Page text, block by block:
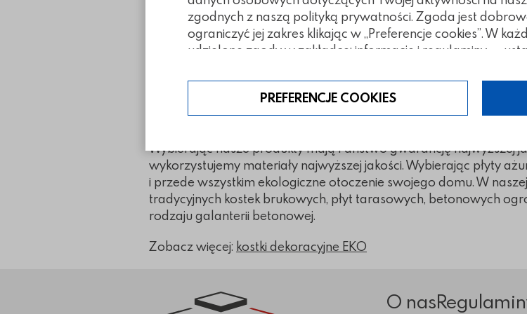
zgodnych z naszą polityką prywatności. Zgoda jest
ograniczyć jej zakres klikając w „Preferencje cookies”. W
udzielone zgody w zakładce: informacje i regulaminy —
PREFERENCJE COOKIES
Gdzie szukać płyt ażurowych?
Płyty ażurowe są ciekawym wyborem do aranżacji
zapraszamy do zapoznania się z naszą ofertą. Jesteśmy
Jesteśmy w pełni polskim producentem kostki brukowej i
opinii zadowolonych klientów.
Wybierając nasze produkty mają Państwo gwarancję najwyższej
wykorzystujemy materiały najwyższej jakości. Wybierając płyty
i przede wszystkim ekologiczne otoczenie swojego domu. W
tradycyjnych kostek brukowych, płyt tarasowych, betonowych
rodzaju galanterii betonowej.
Zobacz więcej: kostki dekoracyjne EKO
Link do strony głównej O nas